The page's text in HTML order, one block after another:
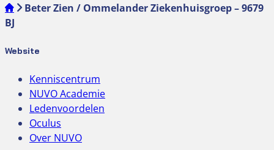
Beter Zien / Ommelander Ziekenhuisgroep – 9679
BJ
Website
Kenniscentrum
NUVO Academie
Ledenvoordelen
Oculus
Over NUVO